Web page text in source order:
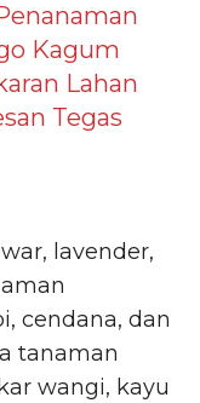
Kagum
Lahan
Tegas
lavender,
cendana, dan
tanaman
wangi, kayu